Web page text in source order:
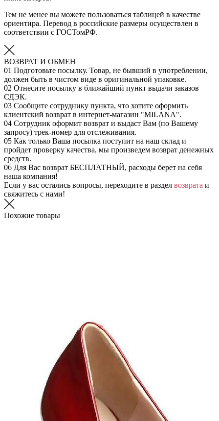
Тем не менее вы можете пользоваться таблицей в качестве
ориентира. Перевод в российские размеры осуществлен в
соответствии с ГОСТомРФ.
ВОЗВРАТ И ОБМЕН
01 Подготовьте посылку. Товар, не бывший в употреблении,
должен быть в чистом виде в оригинальной упаковке.
02 Отнесите посылку в ближайший пункт выдачи заказов
СДЭК.
03 Сообщите сотруднику пункта, что хотите оформить
клиентский возврат в интернет-магазин "MILANA".
04 Сотрудник оформит возврат и выдаст Вам (по Вашему
запросу) трек-номер для отслеживания.
05 Как только Ваша посылка поступит на наш склад и
пройдет проверку качества, мы произведем возврат денежных
средств.
06 Для Вас возврат БЕСПЛАТНЫЙ, расходы берет на себя
наша компания!
Если у вас остались вопросы, переходите в раздел возврата и
свяжитесь с нами!
Похожие товары